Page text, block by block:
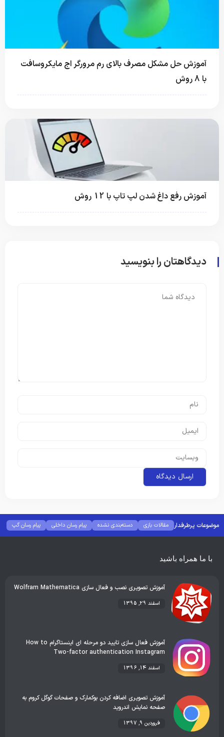
آموزش حل مشکل مصرف بالای رم مرورگر اج مایکروسافت
با 8 روش
آموزش رفع داغ شدن لپ‌ تاپ با 12 روش
دیدگاهتان را بنویسید
موضوعات پرطرفدار مقالات بازی دسته‌بندی نشده پیام رسان داخلی
پیام رسان گپ
بهترین گجت ها
هوش مصنوعی رفع خطا و ارور
با ما همراه باشید
آموزش تصویری نصب و فعال سازی Wolfram Mathematica
اسفند 29, 1395
آموزش فعال سازی تایید دو مرحله ای اینستاگرام How to
Two-factor authentication Instagram
اسفند 14, 1396
آموزش تصویری اضافه کردن بوکمارک و صفحات گوگل کروم به
صفحه نمایش اندروید
فروردین 9, 1397